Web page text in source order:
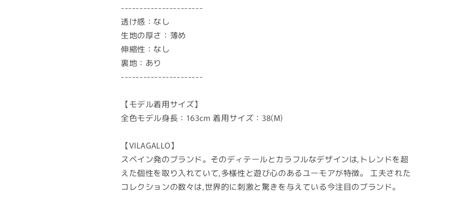
----------------------
透け感：なし
生地の厚さ：薄め
伸縮性：なし
裏地：あり
----------------------
【モデル着用サイズ】
全色モデル身長：163cm 着用サイズ：38(M)
【VILAGALLO】
スペイン発のブランド。そのディテールとカラフルなデザインは,トレンドを超
えた個性を取り入れていて,多様性と遊び心のあるユーモアが特徴。 工夫された
コレクションの数々は,世界的に刺激と驚きを与えている今注目のブランド。